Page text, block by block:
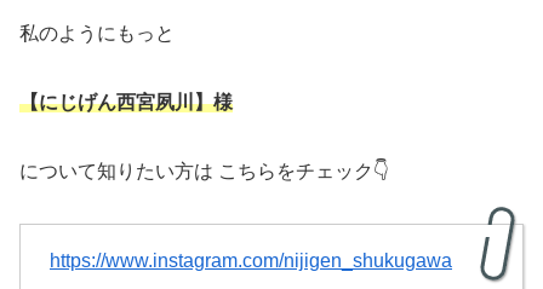
私のようにもっと
【にじげん西宮夙川】様
について知りたい方は こちらをチェック👇
https://www.instagram.com/nijigen_shukugawa